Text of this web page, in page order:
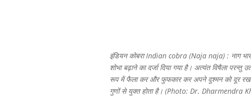
इंडियन कोबरा Indian cobra (Naja naja) : नाग
शोभा बढ़ाने का दर्जा दिया गया है। अत्यंत विषैला
रूप में फैला कर और फुफकार कर अपने दुश्मन को दूर रखने
गुणों से युक्त होता है। (Photo: Dr. Dharmendra